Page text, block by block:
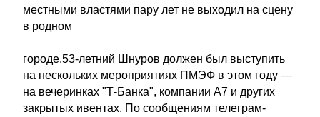
местными властями пару лет не выходил на сцену
в родном
городе.53-летний Шнуров должен был выступить
на нескольких мероприятиях ПМЭФ в этом году —
на вечеринках "Т-Банка", компании А7 и других
закрытых ивентах. По сообщениям телеграм-